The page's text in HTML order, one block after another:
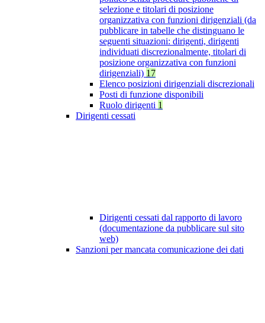
selezione e titolari di posizione
organizzativa con funzioni dirigenziali (da
pubblicare in tabelle che distinguano le
seguenti situazioni: dirigenti, dirigenti
individuati discrezionalmente, titolari di
posizione organizzativa con funzioni
dirigenziali) 17
Elenco posizioni dirigenziali discrezionali
Posti di funzione disponibili
Ruolo dirigenti 1
Dirigenti cessati
Dirigenti cessati dal rapporto di lavoro
(documentazione da pubblicare sul sito
web)
Sanzioni per mancata comunicazione dei dati